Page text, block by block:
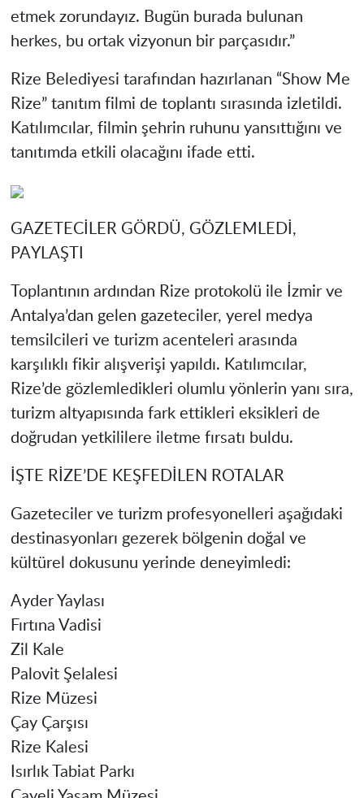
etmek zorundayız. Bugün burada bulunan
herkes, bu ortak vizyonun bir parçasıdır.”
Rize Belediyesi tarafından hazırlanan “Show Me
Rize” tanıtım filmi de toplantı sırasında izletildi.
Katılımcılar, filmin şehrin ruhunu yansıttığını ve
tanıtımda etkili olacağını ifade etti.
GAZETECİLER GÖRDÜ, GÖZLEMLEDİ,
PAYLAŞTI
Toplantının ardından Rize protokolü ile İzmir ve
Antalya’dan gelen gazeteciler, yerel medya
temsilcileri ve turizm acenteleri arasında
karşılıklı fikir alışverişi yapıldı. Katılımcılar,
Rize’de gözlemledikleri olumlu yönlerin yanı sıra,
turizm altyapısında fark ettikleri eksikleri de
doğrudan yetkililere iletme fırsatı buldu.
İŞTE RİZE’DE KEŞFEDİLEN ROTALAR
Gazeteciler ve turizm profesyonelleri aşağıdaki
destinasyonları gezerek bölgenin doğal ve
kültürel dokusunu yerinde deneyimledi:
Ayder Yaylası
Fırtına Vadisi
Zil Kale
Palovit Şelalesi
Rize Müzesi
Çay Çarşısı
Rize Kalesi
Isırlık Tabiat Parkı